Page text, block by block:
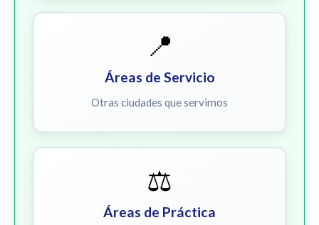
📍
Áreas de Servicio
Otras ciudades que servimos
⚖️
Áreas de Práctica